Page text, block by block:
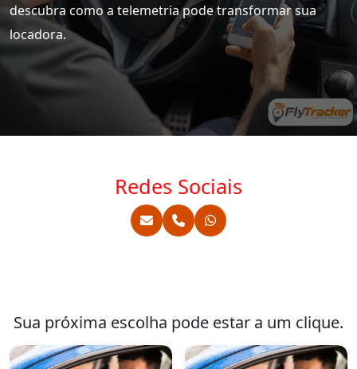
descubra como a telemetria pode transformar sua
locadora.
Redes Sociais
Sua próxima escolha pode estar a um clique.